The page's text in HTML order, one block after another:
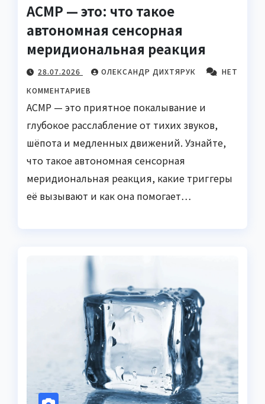
АСМР — это: что такое
автономная сенсорная
меридиональная реакция
28.07.2026 ОЛЕКСАНДР ДИХТЯРУК
НЕТ
КОММЕНТАРИЕВ
АСМР — это приятное покалывание и
глубокое расслабление от тихих звуков,
шёпота и медленных движений. Узнайте,
что такое автономная сенсорная
меридиональная реакция, какие триггеры
её вызывают и как она помогает…